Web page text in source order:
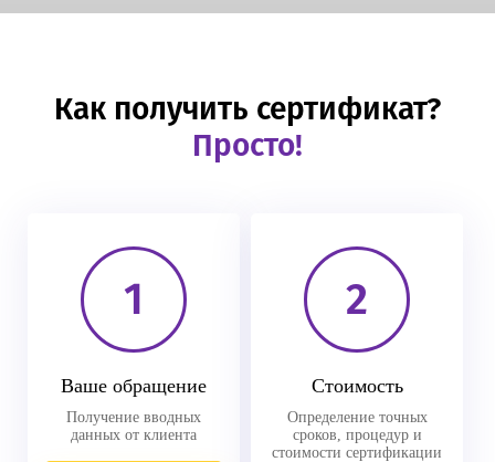
Как получить сертификат?
Просто!
1
Ваше обращение
Получение вводных
данных от клиента
2
Стоимость
Определение точных
сроков, процедур и
стоимости сертификации